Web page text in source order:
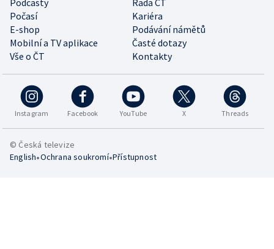
Podcasty
Rada ČT
Počasí
Kariéra
E-shop
Podávání námětů
Mobilní a TV aplikace
Časté dotazy
Vše o ČT
Kontakty
Instagram Facebook YouTube X Threads
© Česká televize
English•Ochrana soukromí•Přístupnost